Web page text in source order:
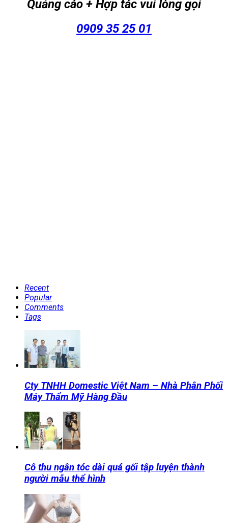
Quảng cáo + Hợp tác vui lòng gọi
0909 35 25 01
Recent
Popular
Comments
Tags
Cty TNHH Domestic Việt Nam – Nhà Phân Phối
Máy Thẩm Mỹ Hàng Đầu
Cô thu ngân tóc dài quá gối tập luyện thành
người mẫu thể hình